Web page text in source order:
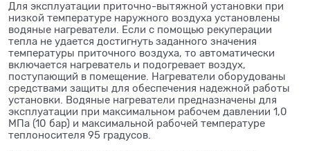
Для эксплуатации приточно-вытяжной установки при
низкой температуре наружного воздуха установлены
водяные нагреватели. Если с помощью рекуперации
тепла не удается достигнуть заданного значения
температуры приточного воздуха, то автоматически
включается нагреватель и подогревает воздух,
поступающий в помещение. Нагреватели оборудованы
средствами защиты для обеспечения надежной работы
установки. Водяные нагреватели предназначены для
эксплуатации при максимальном рабочем давлении 1,0
МПа (10 бар) и максимальной рабочей температуре
теплоносителя 95 градусов.